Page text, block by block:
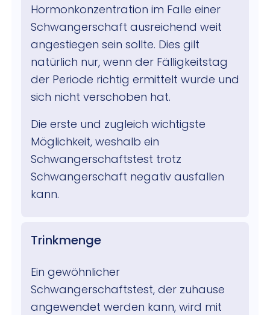
Hormonkonzentration im Falle einer
Schwangerschaft ausreichend weit
angestiegen sein sollte. Dies gilt
natürlich nur, wenn der Fälligkeitstag
der Periode richtig ermittelt wurde und
sich nicht verschoben hat.
Die erste und zugleich wichtigste
Möglichkeit, weshalb ein
Schwangerschaftstest trotz
Schwangerschaft negativ ausfallen
kann.
Trinkmenge
Ein gewöhnlicher
Schwangerschaftstest, der zuhause
angewendet werden kann, wird mit